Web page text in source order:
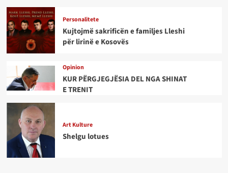
Personalitete
Kujtojmë sakrificën e familjes Lleshi
për lirinë e Kosovës
Opinion
KUR PËRGJEGJËSIA DEL NGA SHINAT
E TRENIT
Art Kulture
Shelgu lotues